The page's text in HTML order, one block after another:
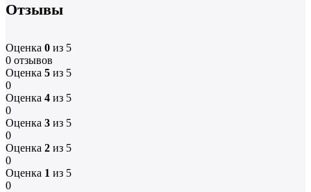
Отзывы
Оценка 0 из 5
0 отзывов
Оценка 5 из 5
0
Оценка 4 из 5
0
Оценка 3 из 5
0
Оценка 2 из 5
0
Оценка 1 из 5
0